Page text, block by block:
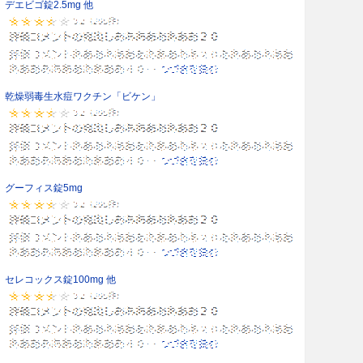
デエビゴ錠2.5mg 他
乾燥弱毒生水痘ワクチン「ビケン」
グーフィス錠5mg
セレコックス錠100mg 他